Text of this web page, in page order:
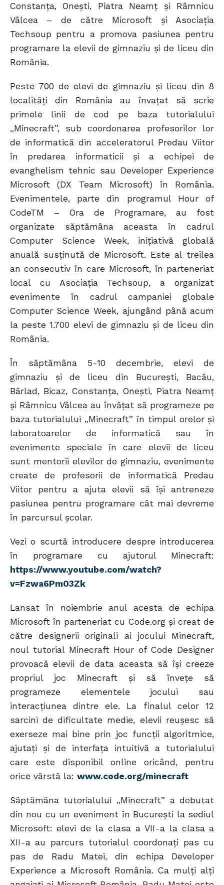
Constanța, Onești, Piatra Neamț și Râmnicu
Vâlcea – de către Microsoft și Asociația
Techsoup pentru a promova pasiunea pentru
programare la elevii de gimnaziu și de liceu din
România.
Peste 700 de elevi de gimnaziu și liceu din 8
localități din România au învațat să scrie
primele linii de cod pe baza tutorialului
„Minecraft”, sub coordonarea profesorilor lor
de informatică din acceleratorul Predau Viitor
în predarea informaticii și a echipei de
evanghelism tehnic sau Developer Experience
Microsoft (DX Team Microsoft) în România.
Evenimentele, parte din programul Hour of
CodeTM – Ora de Programare, au fost
organizate săptămâna aceasta în cadrul
Computer Science Week, inițiativă globală
anuală susținută de Microsoft. Este al treilea
an consecutiv în care Microsoft, în parteneriat
local cu Asociația Techsoup, a organizat
evenimente în cadrul campaniei globale
Computer Science Week, ajungând până acum
la peste 1.700 elevi de gimnaziu și de liceu din
România.
În săptămâna 5-10 decembrie, elevi de
gimnaziu și de liceu din București, Bacău,
Bârlad, Bicaz, Constanța, Onești, Piatra Neamț
și Râmnicu Vâlcea au învățat să programeze pe
baza tutorialului „Minecraft” în timpul orelor și
laboratoarelor de informatică sau în
evenimente speciale în care elevii de liceu
sunt mentorii elevilor de gimnaziu, evenimente
create de profesorii de informatică Predau
Viitor pentru a ajuta elevii să își antreneze
pasiunea pentru programare cât mai devreme
în parcursul școlar.
Vezi o scurtă introducere despre introducerea
în programare cu ajutorul Minecraft:
https://www.youtube.com/watch?
v=Fzwa6Pm03Zk
Lansat în noiembrie anul acesta de echipa
Microsoft în parteneriat cu Code.org și creat de
către designerii originali ai jocului Minecraft,
noul tutorial Minecraft Hour of Code Designer
provoacă elevii de data aceasta să își creeze
propriul joc Minecraft și să învețe să
programeze elementele jocului sau
interacțiunea dintre ele. La finalul celor 12
sarcini de dificultate medie, elevii reușesc să
exerseze mai bine prin joc funcții algoritmice,
ajutați și de interfața intuitivă a tutorialului
care este disponibil online oricând, pentru
orice vârstă la: www.code.org/minecraft
Săptămâna tutorialului „Minecraft” a debutat
din nou cu un eveniment în București la sediul
Microsoft: elevi de la clasa a VII-a la clasa a
XII-a au parcurs tutorialul coordonați pas cu
pas de Radu Matei, din echipa Developer
Experience a Microsoft România. Ca mulți alți